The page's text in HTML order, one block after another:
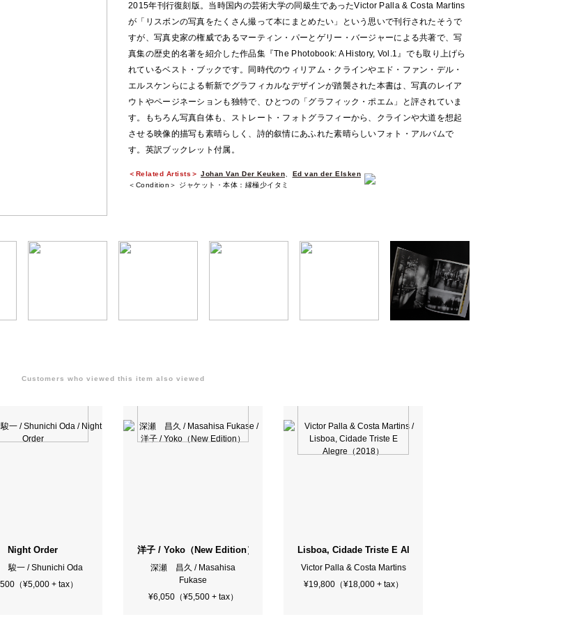
2015年刊行復刻版。当時国内の芸術大学の同級生であったVictor Palla & Costa Martins
が「リスボンの写真をたくさん撮って本にまとめたい」という思いで刊行されたそうで
すが、写真史家の権威であるマーティン・パーとゲリー・バージャーによる共著で、写
真集の歴史的名著を紹介した作品集『The Photobook: A History, Vol.1』でも取り上げら
れているベスト・ブックです。同時代のウィリアム・クラインやエド・ファン・デル・
エルスケンらによる斬新でグラフィカルなデザインが踏襲された本書は、写真のレイア
ウトやページネーションも独特で、ひとつの「グラフィック・ポエム」と評されていま
す。もちろん写真自体も、ストレート・フォトグラフィーから、クラインや大道を想起
させる映像的描写も素晴らしく、詩的叙情にあふれた素晴らしいフォト・アルバムで
す。英訳ブックレット付属。
＜Related Artists＞ Johan Van Der Keuken
Ed van der Elsken
＜Condition＞ ジャケット・本体：縁極少イタミ
Customers who viewed this item also viewed
Night Order
駿一 / Shunichi Oda
（¥5,000 + tax）
洋子 / Yoko（New Edition）
深瀬 昌久 / Masahisa
Fukase
¥6,050（¥5,500 + tax）
Lisboa, Cidade Triste E Alegre（2018）
Victor Palla & Costa Martins
¥19,800（¥18,000 + tax）